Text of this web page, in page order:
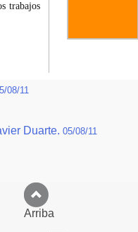
trabajos
08/11
Duarte. 05/08/11
Arriba